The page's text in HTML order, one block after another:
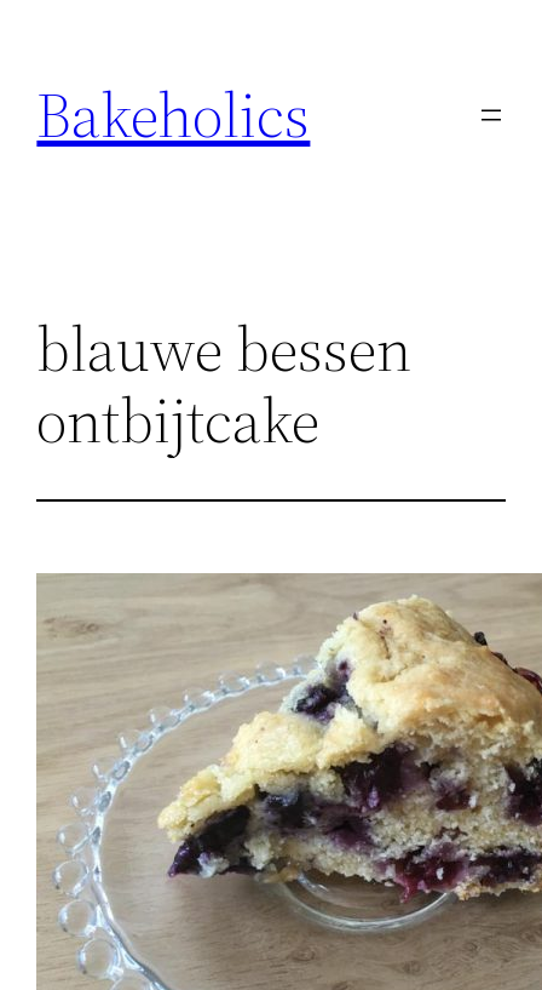
inhoud
Bakeholics
blauwe bessen
ontbijtcake